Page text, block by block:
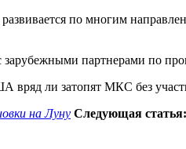
по многим
зарубежными партнерами по
вряд ли затопят МКС без
на Луну Следующая статья: